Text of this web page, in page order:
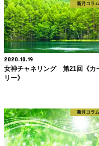
新月コラム
2020.10.19
女神チャネリング 第21回《カ
リー》
新月コラム